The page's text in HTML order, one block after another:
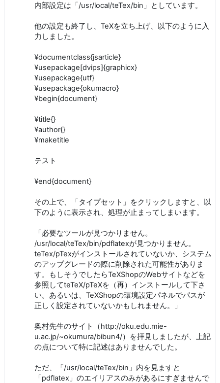
内部設定は「/usr/local/teTex/bin」としています。
他の設定も終了し、TeXを立ち上げ、以下のように入
力しました。
¥documentclass{jsarticle}
¥usepackage[dvips]{graphicx}
¥usepackage{utf}
¥usepackage{okumacro}
¥begin{document}
¥title{}
¥author{}
¥maketitle
テスト
¥end{document}
その上で、「タイプセット」をクリックしますと、以
下のように表示され、処理が止まってしまいます。
「必要なツールが見つかりません。
/usr/local/teTex/bin/pdflatexが見つかりません。
teTex/pTexがインストールされていないか、システム
のアップグレードの際に削除された可能性がありま
す。もしそうでしたらTeXShopのWebサイトなどを
参照してteTeX/pTeXを（再）インストールして下さ
い。あるいは、TeXShopの環境設定パネルでパスが
正しく設定されていないかもしれません。」
奥村先生のサイト（http://oku.edu.mie-
u.ac.jp/~okumura/bibun4/）を拝見しましたが、上記
の点について特に記述はありませんでした。
ただ、「/usr/local/teTex/bin」内を見ますと
「pdflatex」のエイリアスのみがあるにすぎませんで